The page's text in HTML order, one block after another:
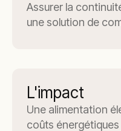
Assurer la
une solution de
L'impact
Une alimentation
coûts